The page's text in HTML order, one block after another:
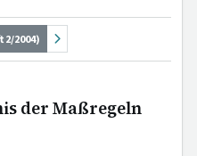
2/2004)
der Maßregeln